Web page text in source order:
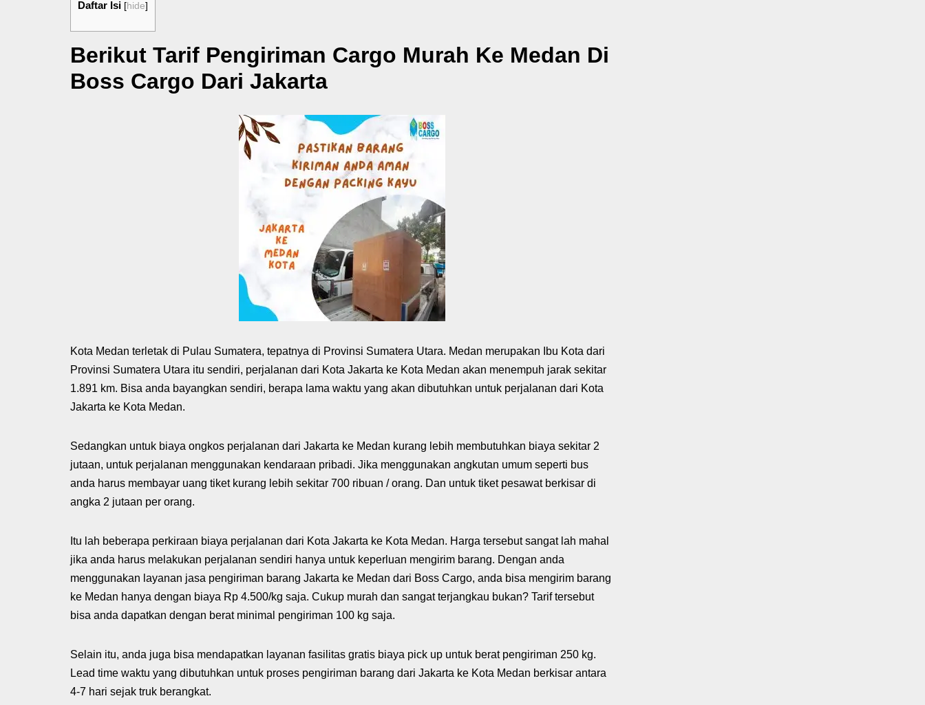
Daftar Isi [hide]
Berikut Tarif Pengiriman Cargo Murah Ke Medan Di
Boss Cargo Dari Jakarta
Kota Medan terletak di Pulau Sumatera, tepatnya di Provinsi Sumatera Utara. Medan merupakan Ibu Kota dari
Provinsi Sumatera Utara itu sendiri, perjalanan dari Kota Jakarta ke Kota Medan akan menempuh jarak sekitar
1.891 km. Bisa anda bayangkan sendiri, berapa lama waktu yang akan dibutuhkan untuk perjalanan dari Kota
Jakarta ke Kota Medan.
Sedangkan untuk biaya ongkos perjalanan dari Jakarta ke Medan kurang lebih membutuhkan biaya sekitar 2
jutaan, untuk perjalanan menggunakan kendaraan pribadi. Jika menggunakan angkutan umum seperti bus
anda harus membayar uang tiket kurang lebih sekitar 700 ribuan / orang. Dan untuk tiket pesawat berkisar di
angka 2 jutaan per orang.
Itu lah beberapa perkiraan biaya perjalanan dari Kota Jakarta ke Kota Medan. Harga tersebut sangat lah mahal
jika anda harus melakukan perjalanan sendiri hanya untuk keperluan mengirim barang. Dengan anda
menggunakan layanan jasa pengiriman barang Jakarta ke Medan dari Boss Cargo, anda bisa mengirim barang
ke Medan hanya dengan biaya Rp 4.500/kg saja. Cukup murah dan sangat terjangkau bukan? Tarif tersebut
bisa anda dapatkan dengan berat minimal pengiriman 100 kg saja.
Selain itu, anda juga bisa mendapatkan layanan fasilitas gratis biaya pick up untuk berat pengiriman 250 kg.
Lead time waktu yang dibutuhkan untuk proses pengiriman barang dari Jakarta ke Kota Medan berkisar antara
4-7 hari sejak truk berangkat.